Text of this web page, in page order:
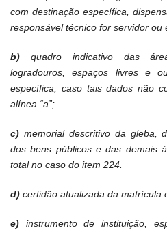
com destinação específica,
responsável técnico for servidor ou
b) quadro indicativo das
logradouros, espaços livres e
específica, caso tais dados não
alínea “a”;
c) memorial descritivo da gleba,
dos bens públicos e das demais
total no caso do item 224.
d) certidão atualizada da matrícula
e) instrumento de instituição,